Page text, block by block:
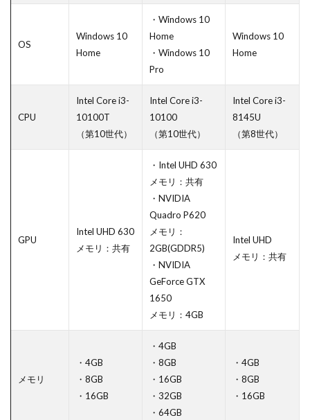
OS
Windows 10
Home
・Windows 10
Home
・Windows 10
Pro
Windows 10
Home
CPU
Intel Core i3-
10100T
（第10世代）
Intel Core i3-
10100
（第10世代）
Intel Core i3-
8145U
（第8世代）
GPU
Intel UHD 630
メモリ：共有
・Intel UHD 630
メモリ：共有
・NVIDIA
Quadro P620
メモリ：
2GB(GDDR5)
・NVIDIA
GeForce GTX
1650
メモリ：4GB
Intel UHD
メモリ：共有
メモリ
・4GB
・8GB
・16GB
・4GB
・8GB
・16GB
・32GB
・64GB
・4GB
・8GB
・16GB